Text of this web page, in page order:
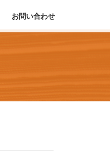
お問い合わせ